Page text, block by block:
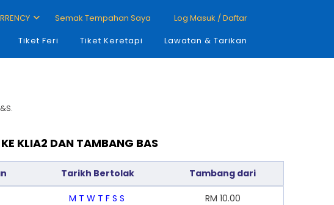
Semak Tempahan Saya
Log Masuk / Daftar
Tiket Feri Tiket Keretapi Lawatan & Tarikan
KLIA2 DAN TAMBANG BAS
Tarikh Bertolak Tambang dari
M T W T F S S RM 10.00